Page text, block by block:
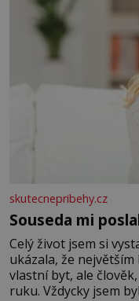
skutecnepribehy.cz
Souseda mi
Celý život jsem si
ukázala, že
vlastní byt, ale
ruku. Vždycky jsem